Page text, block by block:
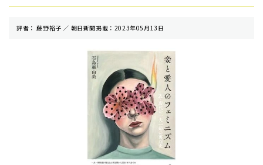
評者： 藤野裕子 ／ 朝⽇新聞掲載：2023年05月13日